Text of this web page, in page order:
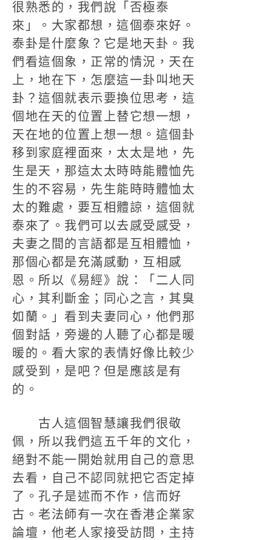
很熟悉的，我們說「否極泰
來」。大家都想，這個泰來好。
泰卦是什麼象？它是地天卦。我
們看這個象，正常的情況，天在
上，地在下，怎麼這一卦叫地天
卦？這個就表示要換位思考，這
個地在天的位置上替它想一想，
天在地的位置上想一想。這個卦
移到家庭裡面來，太太是地，先
生是天，那這太太時時能體恤先
生的不容易，先生能時時體恤太
太的難處，要互相體諒，這個就
泰來了。我們可以去感受感受，
夫妻之間的言語都是互相體恤，
那個心都是充滿感動，互相感
恩。所以《易經》說：「二人同
心，其利斷金；同心之言，其臭
如蘭。」看到夫妻同心，他們那
個對話，旁邊的人聽了心都是暖
暖的。看大家的表情好像比較少
感受到，是吧？但是應該是有
的。
古人這個智慧讓我們很敬
佩，所以我們這五千年的文化，
絕對不能一開始就用自己的意思
去看，自己不認同就把它否定掉
了。孔子是述而不作，信而好
古。老法師有一次在香港企業家
論壇，他老人家接受訪問，主持